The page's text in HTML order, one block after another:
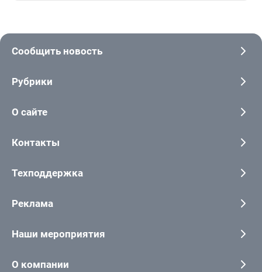
Сообщить новость
Рубрики
О сайте
Контакты
Техподдержка
Реклама
Наши мероприятия
О компании